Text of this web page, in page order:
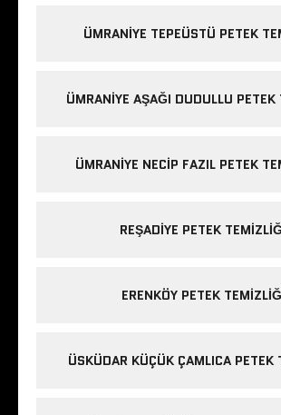
ÜMRANIYE TEPEÜSTÜ PETEK
ÜMRANIYE AŞAĞI DUDULLU
ÜMRANIYE NECIP FAZIL PETEK
REŞADIYE PETEK
ERENKÖY PETEK
ÜSKÜDAR KÜÇÜK ÇAMLICA PETEK